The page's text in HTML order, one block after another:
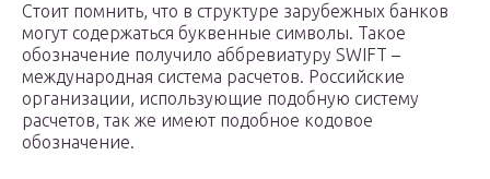
Стоит помнить, что в структуре зарубежных банков
могут содержаться буквенные символы. Такое
обозначение получило аббревиатуру SWIFT –
международная система расчетов. Российские
организации, использующие подобную систему
расчетов, так же имеют подобное кодовое
обозначение.